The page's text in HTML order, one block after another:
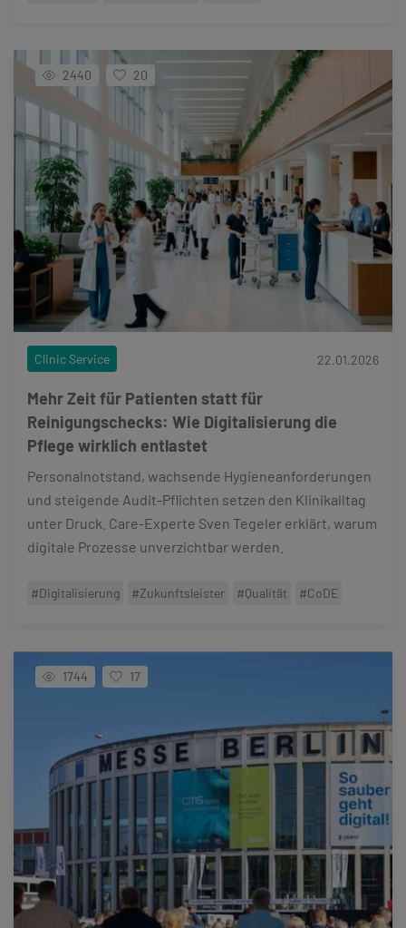
2440 20
22.01.2026
Clinic Service
Mehr Zeit für Patienten statt für
Reinigungschecks: Wie Digitalisierung die
Pflege wirklich entlastet
Personalnotstand, wachsende Hygieneanforderungen
und steigende Audit-Pflichten setzen den Klinikalltag
unter Druck. Care-Experte Sven Tegeler erklärt, warum
digitale Prozesse unverzichtbar werden.
#Digitalisierung #Zukunftsleister #Qualität #CoDE
1744 17